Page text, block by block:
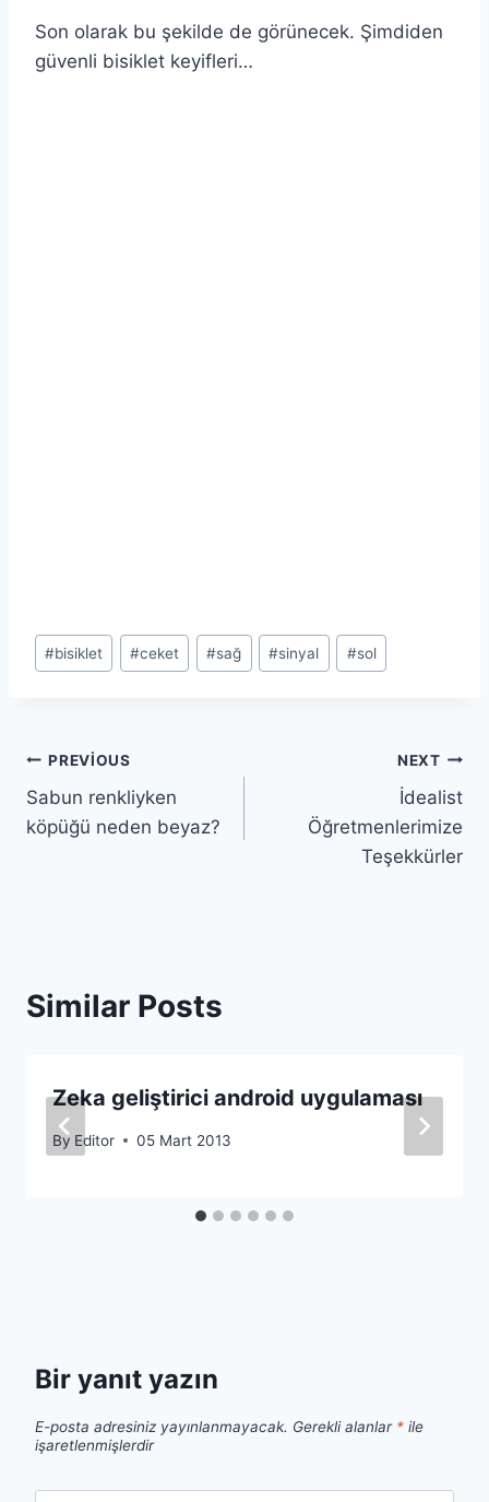
Son olarak bu şekilde de görünecek. Şimdiden
güvenli bisiklet keyifleri…
Post
Tags:
#bisiklet #ceket #sağ #sinyal #sol
Yazı
gezinmesi
PREVIOUS
Sabun renkliyken
köpüğü neden beyaz?
NEXT
İdealist
Öğretmenlerimize
Teşekkürler
Similar Posts
Zeka geliştirici android uygulaması
By Editor 05 Mart 2013
Bir yanıt yazın
E-posta adresiniz yayınlanmayacak. Gerekli alanlar * ile
işaretlenmişlerdir